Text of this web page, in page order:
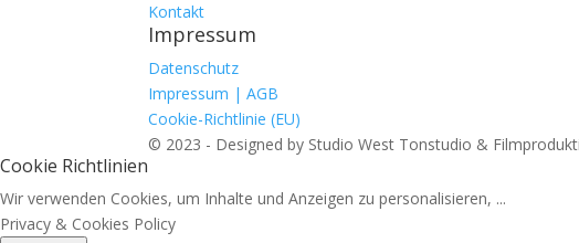
Kontakt
Impressum
Datenschutz
Impressum | AGB
Cookie-Richtlinie (EU)
© 2023 - Designed by Studio West Tonstudio &
Cookie Richtlinien
Wir verwenden Cookies, um Inhalte und Anzeigen zu personalisieren, ...
Privacy & Cookies Policy